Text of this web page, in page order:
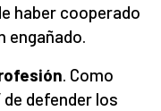
haber cooperado
engañado.
. Como
defender los